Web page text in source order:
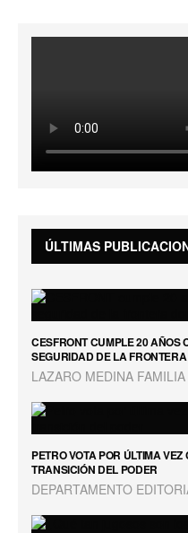
ÚLTIMAS
CESFRONT CUMPLE 20 AÑOS
SEGURIDAD DE LA
LAZARO MEDINA FAMILIA
PETRO VOTA POR ÚLTIMA
TRANSICIÓN DEL PODER
DEPARTAMENTO